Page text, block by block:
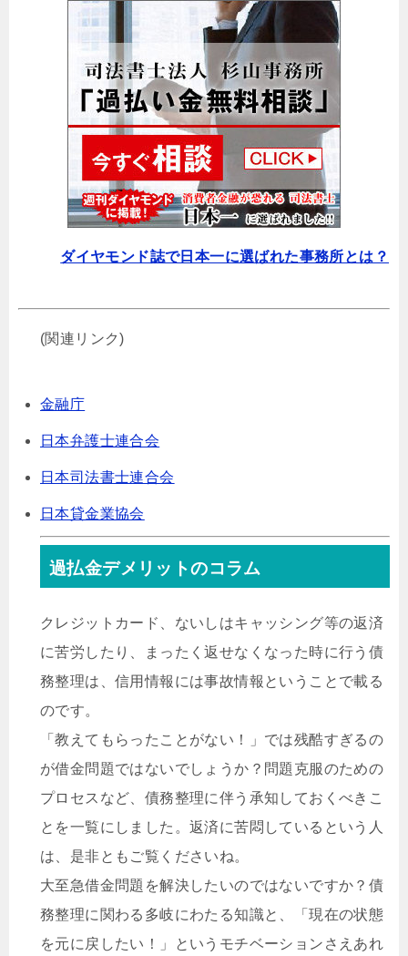
ダイヤモンド誌で日本一に選ばれた事務所とは？
(関連リンク)
金融庁
日本弁護士連合会
日本司法書士連合会
日本貸金業協会
過払金デメリットのコラム
クレジットカード、ないしはキャッシング等の返済
に苦労したり、まったく返せなくなった時に行う債
務整理は、信用情報には事故情報ということで載る
のです。
「教えてもらったことがない！」では残酷すぎるの
が借金問題ではないでしょうか？問題克服のための
プロセスなど、債務整理に伴う承知しておくべきこ
とを一覧にしました。返済に苦悶しているという人
は、是非ともご覧くださいね。
大至急借金問題を解決したいのではないですか？債
務整理に関わる多岐にわたる知識と、「現在の状態
を元に戻したい！」というモチベーションさえあれ